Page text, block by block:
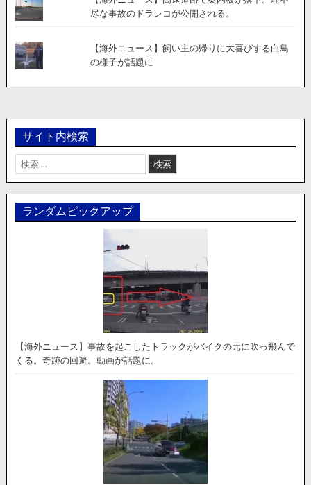
尽な事故のドラレコが公開される。
【海外ニュース】飼い主の帰りに大喜びする白鳥
の様子が話題に
サイト内検索
検
索:
ランダムピックアップ
【海外ニュース】事故を起こしたトラックがバイクの元に吹っ飛んで
くる。奇跡の回避。動画が話題に。